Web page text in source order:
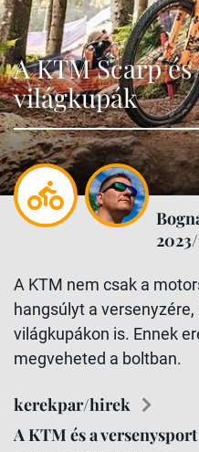
A KTM Scarp
világkupák
A KTM nem csak a
hangsúlyt a
világkupákon is. Ennek
megveheted a boltban.
kerekpar/hirek
A KTM és a